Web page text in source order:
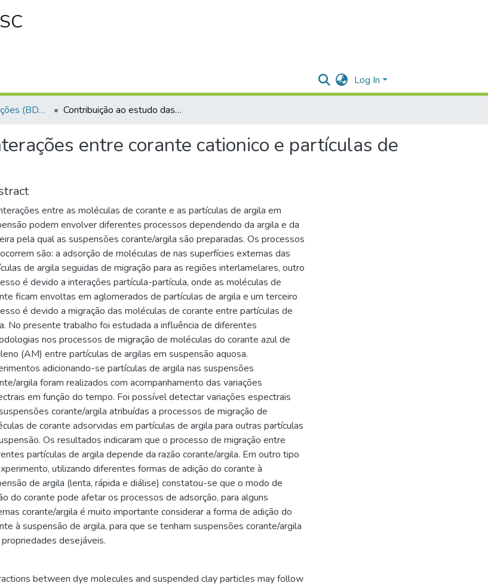
Log In
Teses e Dissertações (BDTD USP) Contribuição ao estudo das interações entre corante cationico e partículas de argila em suspensão aquosa
entre corante cationico e partículas de
entre as moléculas de corante e as partículas de argila em
podem envolver diferentes processos dependendo da argila e da
pela qual as suspensões corante/argila são preparadas. Os processos
são: a adsorção de moléculas de nas superfícies externas das
de argila seguidas de migração para as regiões interlamelares, outro
é devido a interações partícula-partícula, onde as moléculas de
ficam envoltas em aglomerados de partículas de argila e um terceiro
é devido a migração das moléculas de corante entre partículas de
No presente trabalho foi estudada a influência de diferentes
nos processos de migração de moléculas do corante azul de
(AM) entre partículas de argilas em suspensão aquosa.
adicionando-se partículas de argila nas suspensões
argila foram realizados com acompanhamento das variações
em função do tempo. Foi possível detectar variações espectrais
corante/argila atribuídas a processos de migração de
de corante adsorvidas em partículas de argila para outras partículas
Os resultados indicaram que o processo de migração entre
partículas de argila depende da razão corante/argila. Em outro tipo
utilizando diferentes formas de adição do corante à
de argila (lenta, rápida e diálise) constatou-se que o modo de
do corante pode afetar os processos de adsorção, para alguns
corante/argila é muito importante considerar a forma de adição do
à suspensão de argila, para que se tenham suspensões corante/argila
desejáveis.
between dye molecules and suspended clay particles may follow